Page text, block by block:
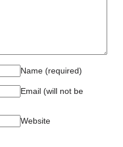
Name (required)
Email (will not be
Website